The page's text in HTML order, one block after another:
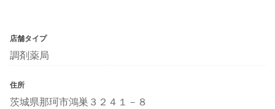
店舗タイプ
調剤薬局
住所
茨城県那珂市鴻巣３２４１－８